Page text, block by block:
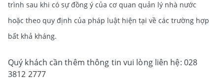
trình sau khi có sự đồng ý của cơ quan quản lý nhà nước
hoặc theo quy định của pháp luật hiện tại về các trường hợp
bất khả kháng.
Quý khách cần thêm thông tin vui lòng liên hệ: 028
3812 2777